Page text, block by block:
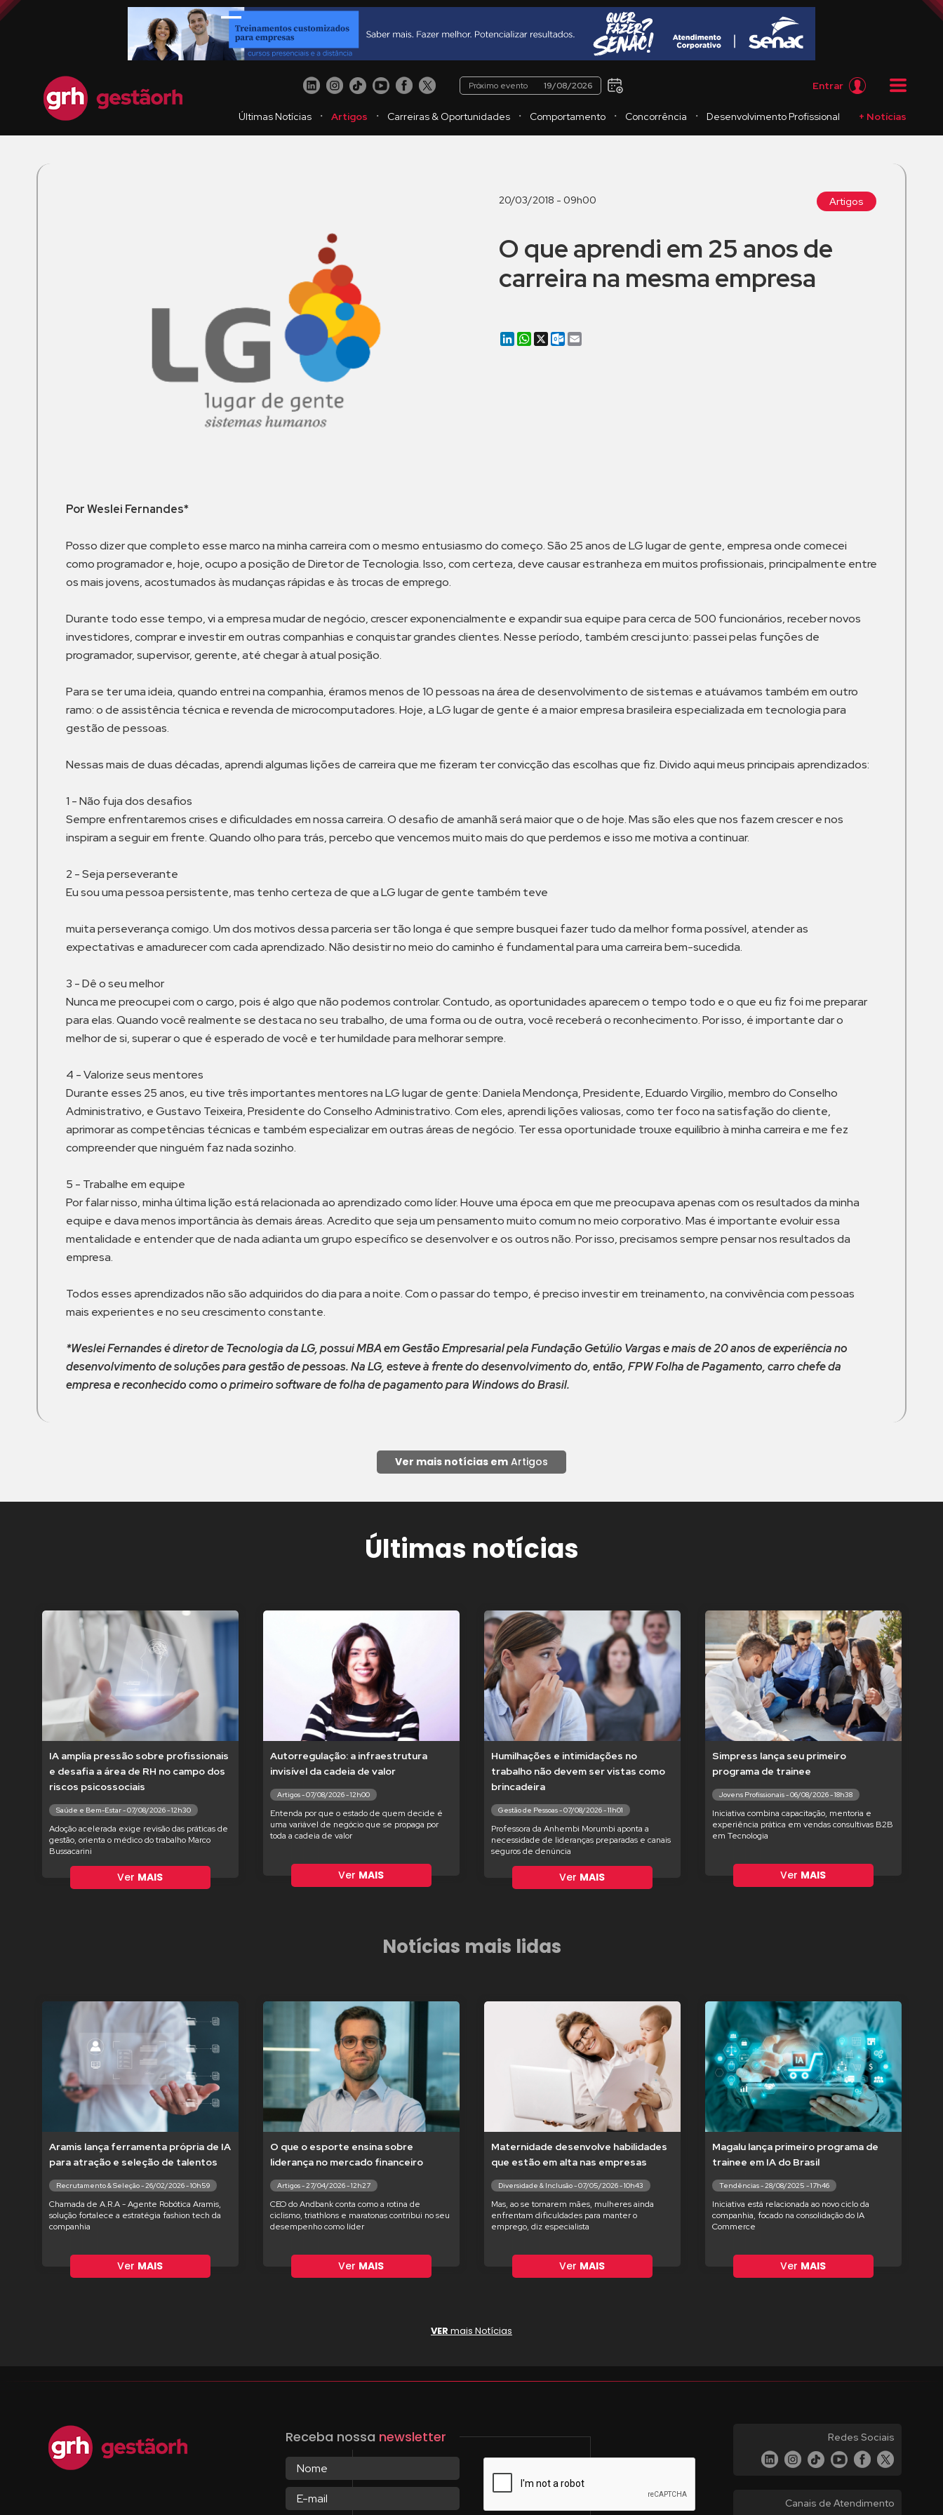
Próximo evento 19/08/2026 Entrar
Últimas Notícias ・ Artigos ・ Carreiras & Oportunidades ・ Comportamento ・ Concorrência ・ Desenvolvimento Profissional + Notícias
20/03/2018 - 09h00 Artigos
O que aprendi em 25 anos de
carreira na mesma empresa
LinkedIn
WhatsApp
X Outlook.com
Email
Por Weslei Fernandes*
Posso dizer que completo esse marco na minha carreira com o mesmo entusiasmo do começo. São 25 anos de LG lugar de gente, empresa onde comecei
como programador e, hoje, ocupo a posição de Diretor de Tecnologia. Isso, com certeza, deve causar estranheza em muitos profissionais, principalmente entre
os mais jovens, acostumados às mudanças rápidas e às trocas de emprego.
Durante todo esse tempo, vi a empresa mudar de negócio, crescer exponencialmente e expandir sua equipe para cerca de 500 funcionários, receber novos
investidores, comprar e investir em outras companhias e conquistar grandes clientes. Nesse período, também cresci junto: passei pelas funções de
programador, supervisor, gerente, até chegar à atual posição.
Para se ter uma ideia, quando entrei na companhia, éramos menos de 10 pessoas na área de desenvolvimento de sistemas e atuávamos também em outro
ramo: o de assistência técnica e revenda de microcomputadores. Hoje, a LG lugar de gente é a maior empresa brasileira especializada em tecnologia para
gestão de pessoas.
Nessas mais de duas décadas, aprendi algumas lições de carreira que me fizeram ter convicção das escolhas que fiz. Divido aqui meus principais aprendizados:
1 - Não fuja dos desafios
Sempre enfrentaremos crises e dificuldades em nossa carreira. O desafio de amanhã será maior que o de hoje. Mas são eles que nos fazem crescer e nos
inspiram a seguir em frente. Quando olho para trás, percebo que vencemos muito mais do que perdemos e isso me motiva a continuar.
2 - Seja perseverante
Eu sou uma pessoa persistente, mas tenho certeza de que a LG lugar de gente também teve
muita perseverança comigo. Um dos motivos dessa parceria ser tão longa é que sempre busquei fazer tudo da melhor forma possível, atender as
expectativas e amadurecer com cada aprendizado. Não desistir no meio do caminho é fundamental para uma carreira bem-sucedida.
3 - Dê o seu melhor
Nunca me preocupei com o cargo, pois é algo que não podemos controlar. Contudo, as oportunidades aparecem o tempo todo e o que eu fiz foi me preparar
para elas. Quando você realmente se destaca no seu trabalho, de uma forma ou de outra, você receberá o reconhecimento. Por isso, é importante dar o
melhor de si, superar o que é esperado de você e ter humildade para melhorar sempre.
4 - Valorize seus mentores
Durante esses 25 anos, eu tive três importantes mentores na LG lugar de gente: Daniela Mendonça, Presidente, Eduardo Virgílio, membro do Conselho
Administrativo, e Gustavo Teixeira, Presidente do Conselho Administrativo. Com eles, aprendi lições valiosas, como ter foco na satisfação do cliente,
aprimorar as competências técnicas e também especializar em outras áreas de negócio. Ter essa oportunidade trouxe equilíbrio à minha carreira e me fez
compreender que ninguém faz nada sozinho.
5 - Trabalhe em equipe
Por falar nisso, minha última lição está relacionada ao aprendizado como líder. Houve uma época em que me preocupava apenas com os resultados da minha
equipe e dava menos importância às demais áreas. Acredito que seja um pensamento muito comum no meio corporativo. Mas é importante evoluir essa
mentalidade e entender que de nada adianta um grupo específico se desenvolver e os outros não. Por isso, precisamos sempre pensar nos resultados da
empresa.
Todos esses aprendizados não são adquiridos do dia para a noite. Com o passar do tempo, é preciso investir em treinamento, na convivência com pessoas
mais experientes e no seu crescimento constante.
*Weslei Fernandes é diretor de Tecnologia da LG, possui MBA em Gestão Empresarial pela Fundação Getúlio Vargas e mais de 20 anos de experiência no
desenvolvimento de soluções para gestão de pessoas. Na LG, esteve à frente do desenvolvimento do, então, FPW Folha de Pagamento, carro chefe da
empresa e reconhecido como o primeiro software de folha de pagamento para Windows do Brasil.
Ver mais notícias em Artigos
Últimas notícias
IA amplia pressão sobre profissionais
e desafia a área de RH no campo dos
riscos psicossociais
Saúde e Bem-Estar - 07/08/2026 - 12h30
Adoção acelerada exige revisão das práticas de
gestão, orienta o médico do trabalho Marco
Bussacarini
Ver MAIS
Autorregulação: a infraestrutura
invisível da cadeia de valor
Artigos - 07/08/2026 - 12h00
Entenda por que o estado de quem decide é
uma variável de negócio que se propaga por
toda a cadeia de valor
Ver MAIS
Humilhações e intimidações no
trabalho não devem ser vistas como
brincadeira
Gestão de Pessoas - 07/08/2026 - 11h01
Professora da Anhembi Morumbi aponta a
necessidade de lideranças preparadas e canais
seguros de denúncia
Ver MAIS
Simpress lança seu primeiro
programa de trainee
Jovens Profissionais - 06/08/2026 - 18h38
Iniciativa combina capacitação, mentoria e
experiência prática em vendas consultivas B2B
em Tecnologia
Ver MAIS
Notícias mais lidas
Aramis lança ferramenta própria de IA
para atração e seleção de talentos
Recrutamento & Seleção - 26/02/2026 - 10h59
Chamada de A.R.A - Agente Robótica Aramis,
solução fortalece a estratégia fashion tech da
companhia
Ver MAIS
O que o esporte ensina sobre
liderança no mercado financeiro
Artigos - 27/04/2026 - 12h27
CEO do Andbank conta como a rotina de
ciclismo, triathlons e maratonas contribui no seu
desempenho como líder
Ver MAIS
Maternidade desenvolve habilidades
que estão em alta nas empresas
Diversidade & Inclusão - 07/05/2026 - 10h43
Mas, ao se tornarem mães, mulheres ainda
enfrentam dificuldades para manter o
emprego, diz especialista
Ver MAIS
Magalu lança primeiro programa de
trainee em IA do Brasil
Tendências - 28/08/2025 - 17h46
Iniciativa está relacionada ao novo ciclo da
companhia, focado na consolidação do IA
Commerce
Ver MAIS
VER mais Notícias
Receba nossa newsletter Redes Sociais
Canais de Atendimento